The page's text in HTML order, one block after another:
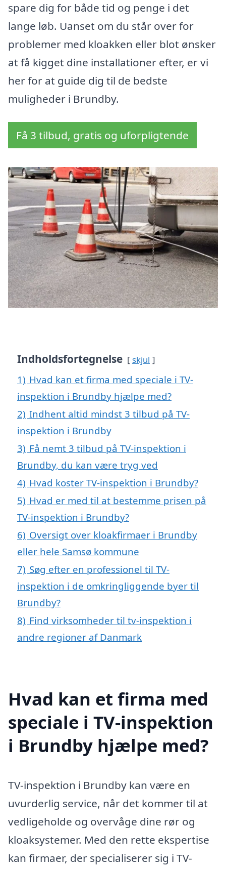
spare dig for både tid og penge i det
lange løb. Uanset om du står over for
problemer med kloakken eller blot ønsker
at få kigget dine installationer efter, er vi
her for at guide dig til de bedste
muligheder i Brundby.
Få 3 tilbud, gratis og uforpligtende
Indholdsfortegnelse skjul
1) Hvad kan et firma med speciale i TV-
inspektion i Brundby hjælpe med?
2) Indhent altid mindst 3 tilbud på TV-
inspektion i Brundby
3) Få nemt 3 tilbud på TV-inspektion i
Brundby, du kan være tryg ved
4) Hvad koster TV-inspektion i Brundby?
5) Hvad er med til at bestemme prisen på
TV-inspektion i Brundby?
6) Oversigt over kloakfirmaer i Brundby
eller hele Samsø kommune
7) Søg efter en professionel til TV-
inspektion i de omkringliggende byer til
Brundby?
8) Find virksomheder til tv-inspektion i
andre regioner af Danmark
Hvad kan et firma med
speciale i TV-inspektion
i Brundby hjælpe med?
TV-inspektion i Brundby kan være en
uvurderlig service, når det kommer til at
vedligeholde og overvåge dine rør og
kloaksystemer. Med den rette ekspertise
kan firmaer, der specialiserer sig i TV-